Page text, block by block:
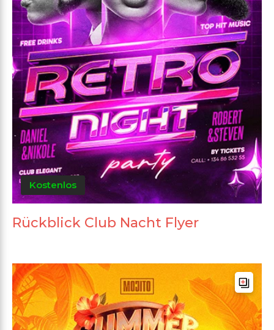
Kostenlos
Rückblick Club Nacht Flyer